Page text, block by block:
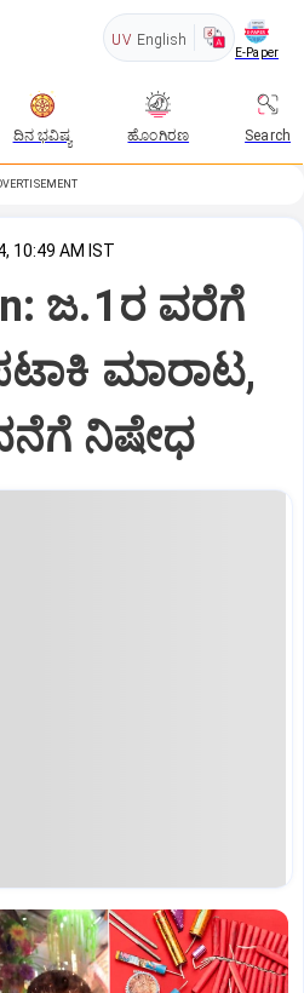
UV English
E-Paper
ದಿನ ಭವಿಷ್ಯ ಹೊಂಗಿರಣ Search
10:49 AM IST
ಜ.1ರ ವರೆಗೆ
ಮಾರಾಟ,
ನಿಷೇಧ